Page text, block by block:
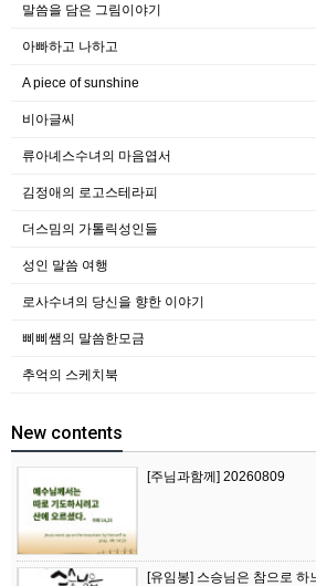
말씀을 담은 그림이야기
아빠하고 나하고
A piece of sunshine
비아글씨
류아녜스수녀의 마음엽서
김정애의 로고스테라피
더스밈의 가톨릭성인들
성인 말씀 여행
로사수녀의 당신을 향한 이야기
삐삐쌤의 말씀한모금
추억의 스케치북
New contents
[주님과함께] 20260809
[유임봉] 스승님은 참으로